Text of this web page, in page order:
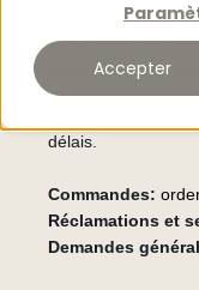
Accepter
souhaitez savoir
BODAHL, veuillez
notre liste de
Toutes les
délais.
Commandes:
Réclamations et
Demandes